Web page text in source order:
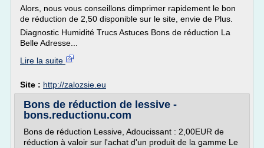
Alors, nous vous conseillons dimprimer rapidement le bon
de réduction de 2,50 disponible sur le site, envie de Plus.
Diagnostic Humidité Trucs Astuces Bons de réduction La
Belle Adresse...
Lire la suite
Site : http://zalozsie.eu
Bons de réduction de lessive -
bons.reductionu.com
Bons de réduction Lessive, Adoucissant : 2,00EUR de
réduction à valoir sur l'achat d'un produit de la gamme Le